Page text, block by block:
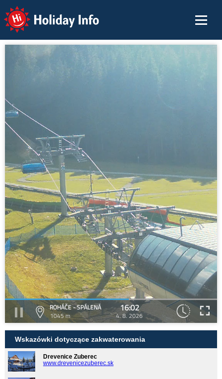
Holiday Info
ROHÁČE - SPÁLENÁ
1045 m
16:02
4. 8. 2026
Wskazówki dotyczące zakwaterowania
Drevenice Zuberec
www.drevenicezuberec.sk